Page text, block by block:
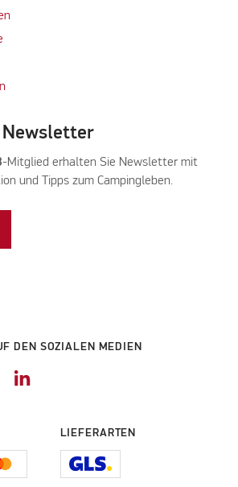
Newsletter
-Mitglied erhalten Sie Newsletter mit
und Tipps zum Campingleben.
DEN SOZIALEN MEDIEN
LIEFERARTEN